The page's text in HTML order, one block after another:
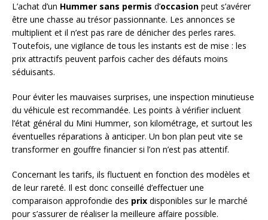
L’achat d’un Hummer sans permis d’occasion peut s’avérer
être une chasse au trésor passionnante. Les annonces se
multiplient et il n’est pas rare de dénicher des perles rares.
Toutefois, une vigilance de tous les instants est de mise : les
prix attractifs peuvent parfois cacher des défauts moins
séduisants.
Pour éviter les mauvaises surprises, une inspection minutieuse
du véhicule est recommandée. Les points à vérifier incluent
l’état général du Mini Hummer, son kilométrage, et surtout les
éventuelles réparations à anticiper. Un bon plan peut vite se
transformer en gouffre financier si l’on n’est pas attentif.
Concernant les tarifs, ils fluctuent en fonction des modèles et
de leur rareté. Il est donc conseillé d’effectuer une
comparaison approfondie des prix disponibles sur le marché
pour s’assurer de réaliser la meilleure affaire possible.